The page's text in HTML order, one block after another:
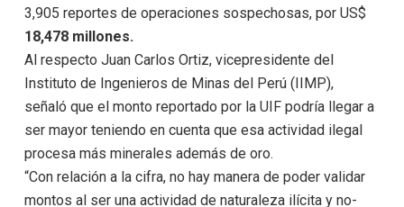
3,905 reportes de operaciones sospechosas, por US$
18,478 millones.
Al respecto Juan Carlos Ortiz, vicepresidente del
Instituto de Ingenieros de Minas del Perú (IIMP),
señaló que el monto reportado por la UIF podría llegar a
ser mayor teniendo en cuenta que esa actividad ilegal
procesa más minerales además de oro.
“Con relación a la cifra, no hay manera de poder validar
montos al ser una actividad de naturaleza ilícita y no-